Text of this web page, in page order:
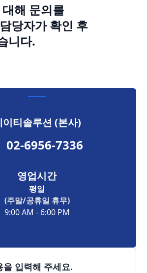
해 문의를
당자가 확인 후
니다.
이티솔루션 (본사)
02-6956-7336
영업시간
평일
(주말/공휴일 휴무)
9:00 AM - 6:00 PM
을 입력해 주세요.